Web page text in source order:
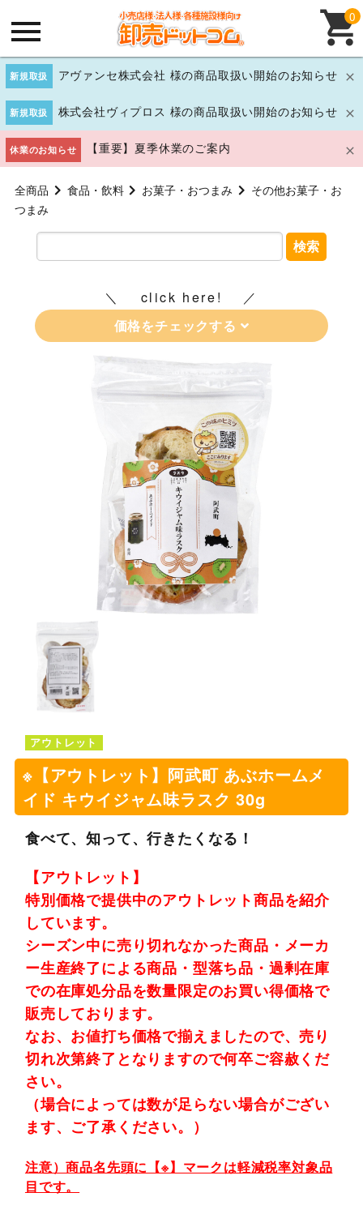
新規取扱 アヴァンセ株式会社 様の商品取扱い開始のお知らせ
新規取扱 株式会社ヴィプロス 様の商品取扱い開始のお知らせ
休業のお知らせ 【重要】夏季休業のご案内
0
全商品 食品・飲料 お菓子・おつまみ
その他お菓子・お
つまみ
検索
click here!
価格をチェックする
アウトレット
※【アウトレット】阿武町 あぶホームメ
イド キウイジャム味ラスク 30g
食べて、知って、行きたくなる！
【アウトレット】
特別価格で提供中のアウトレット商品を紹介
しています。
シーズン中に売り切れなかった商品・メーカ
ー生産終了による商品・型落ち品・過剰在庫
での在庫処分品を数量限定のお買い得価格で
販売しております。
なお、お値打ち価格で揃えましたので、売り
切れ次第終了となりますので何卒ご容赦くだ
さい。
（場合によっては数が足らない場合がござい
ます、ご了承ください。）
注意）商品名先頭に【※】マークは軽減税率対象品
目です。